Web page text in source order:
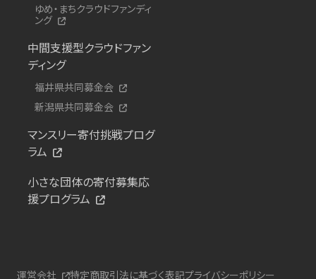
ゆめ・まちクラウドファンディ
ング
中間支援型クラウドファン
ディング
福井県共同募金会
新潟県共同募金会
マンスリー寄付挑戦プログ
ラム
小さな団体の寄付募集応
援プログラム
運営会社 特定商取引法に基づく表記プライバシーポリシー